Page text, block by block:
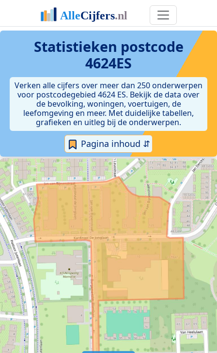
Statistieken postcode
4624ES
Verken alle cijfers over meer dan 250 onderwerpen
voor postcodegebied 4624 ES. Bekijk de data over
de bevolking, woningen, voertuigen, de
leefomgeving en meer. Met duidelijke tabellen,
grafieken en uitleg bij de onderwerpen.
Pagina inhoud ⇵